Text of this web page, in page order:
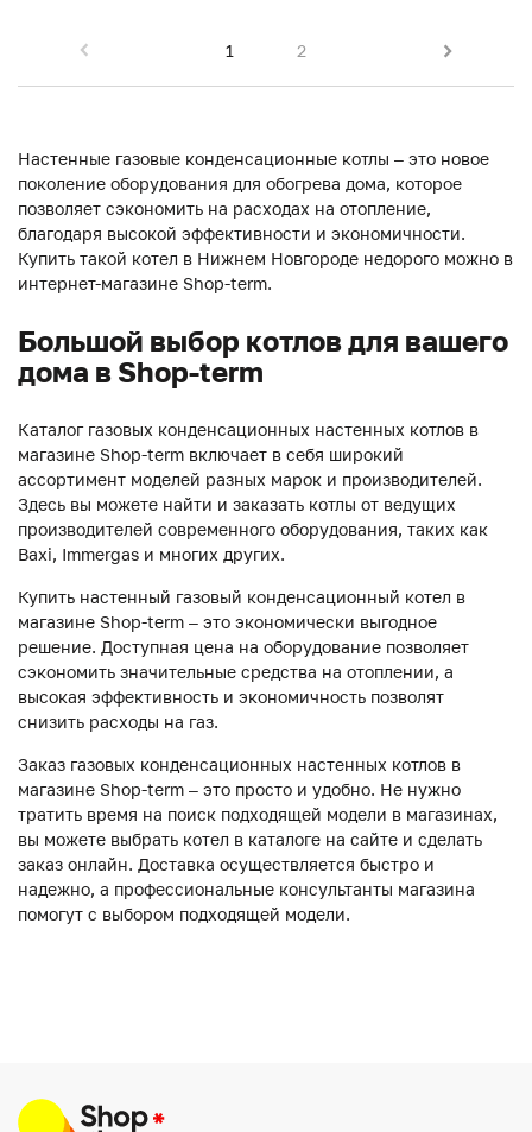
1 2
Настенные газовые конденсационные котлы – это новое
поколение оборудования для обогрева дома, которое
позволяет сэкономить на расходах на отопление,
благодаря высокой эффективности и экономичности.
Купить такой котел в Нижнем Новгороде недорого можно в
интернет-магазине Shop-term.
Большой выбор котлов для вашего
дома в Shop-term
Каталог газовых конденсационных настенных котлов в
магазине Shop-term включает в себя широкий
ассортимент моделей разных марок и производителей.
Здесь вы можете найти и заказать котлы от ведущих
производителей современного оборудования, таких как
Baxi, Immergas и многих других.
Купить настенный газовый конденсационный котел в
магазине Shop-term – это экономически выгодное
решение. Доступная цена на оборудование позволяет
сэкономить значительные средства на отоплении, а
высокая эффективность и экономичность позволят
снизить расходы на газ.
Заказ газовых конденсационных настенных котлов в
магазине Shop-term – это просто и удобно. Не нужно
тратить время на поиск подходящей модели в магазинах,
вы можете выбрать котел в каталоге на сайте и сделать
заказ онлайн. Доставка осуществляется быстро и
надежно, а профессиональные консультанты магазина
помогут с выбором подходящей модели.